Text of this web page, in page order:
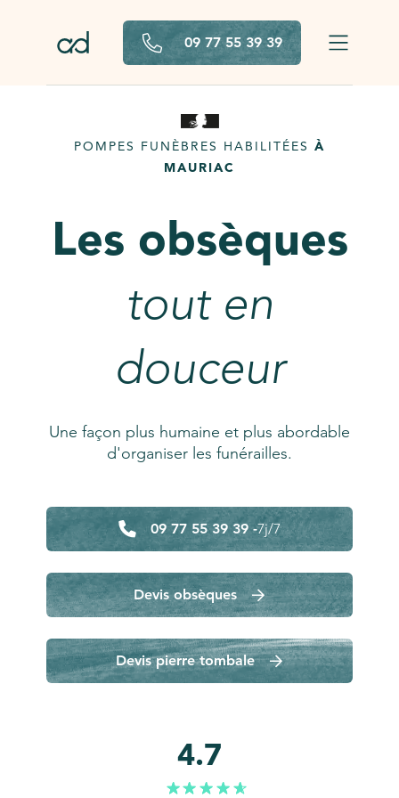
09 77 55 39 39
POMPES FUNÈBRES HABILITÉES À
MAURIAC
Les obsèques
tout en
douceur
Une façon plus humaine et plus abordable
d'organiser les funérailles.
09 77 55 39 39 -7j/7
Devis obsèques
Devis pierre tombale
4.7